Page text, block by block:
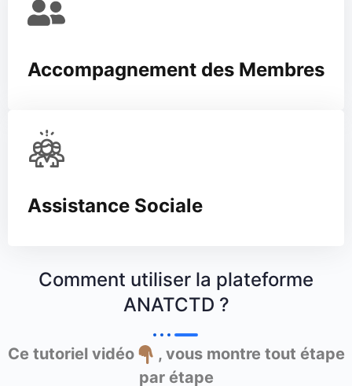
Accompagnement des Membres
Assistance Sociale
Comment utiliser la plateforme
ANATCTD ?
Ce tutoriel vidéo
, vous montre tout étape
par étape